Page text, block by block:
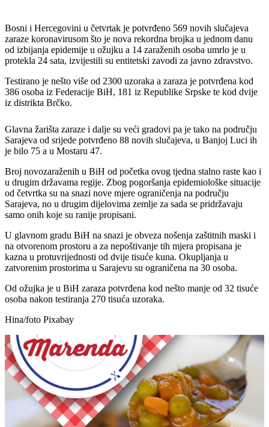
Bosni i Hercegovini u četvrtak je potvrđeno 569 novih slučajeva
zaraze koronavirusom što je nova rekordna brojka u jednom danu
od izbijanja epidemije u ožujku a 14 zaraženih osoba umrlo je u
protekla 24 sata, izvijestili su entitetski zavodi za javno zdravstvo.
Testirano je nešto više od 2300 uzoraka a zaraza je potvrđena kod
386 osoba iz Federacije BiH, 181 iz Republike Srpske te kod dvije
iz distrikta Brčko.
Glavna žarišta zaraze i dalje su veći gradovi pa je tako na području
Sarajeva od srijede potvrđeno 88 novih slučajeva, u Banjoj Luci ih
je bilo 75 a u Mostaru 47.
Broj novozaraženih u BiH od početka ovog tjedna stalno raste kao i
u drugim državama regije. Zbog pogoršanja epidemiološke situacije
od četvrtka su na snazi nove mjere ograničenja na području
Sarajeva, no u drugim dijelovima zemlje za sada se pridržavaju
samo onih koje su ranije propisani.
U glavnom gradu BiH na snazi je obveza nošenja zaštitnih maski i
na otvorenom prostoru a za nepoštivanje tih mjera propisana je
kazna u protuvrijednosti od dvije tisuće kuna. Okupljanja u
zatvorenim prostorima u Sarajevu su ograničena na 30 osoba.
Od ožujka je u BiH zaraza potvrđena kod nešto manje od 32 tisuće
osoba nakon testiranja 270 tisuća uzoraka.
Hina/foto Pixabay